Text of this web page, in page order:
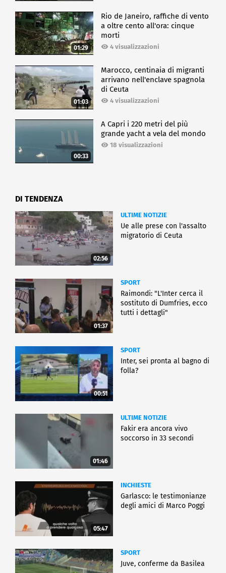
01:29
Rio de Janeiro, raffiche di vento
a oltre cento all'ora: cinque
morti
4 visualizzazioni
01:03
Marocco, centinaia di migranti
arrivano nell'enclave spagnola
di Ceuta
4 visualizzazioni
00:33
A Capri i 220 metri del più
grande yacht a vela del mondo
18 visualizzazioni
DI TENDENZA
02:56
ULTIME NOTIZIE
Ue alle prese con l'assalto
migratorio di Ceuta
01:37
SPORT
Raimondi: "L'Inter cerca il
sostituto di Dumfries, ecco
tutti i dettagli"
00:51
SPORT
Inter, sei pronta al bagno di
folla?
01:46
ULTIME NOTIZIE
Fakir era ancora vivo
soccorso in 33 secondi
05:47
INCHIESTE
Garlasco: le testimonianze
degli amici di Marco Poggi
SPORT
Juve, conferme da Basilea